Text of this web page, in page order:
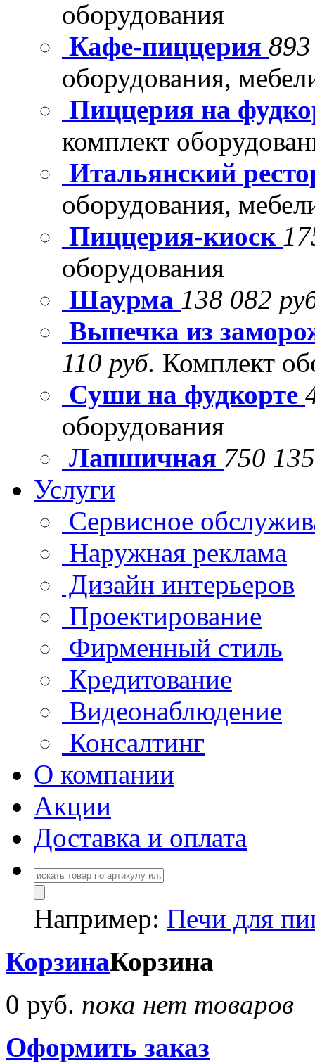
оборудования
Кафе-пиццерия
оборудования,
Пиццерия на
комплект
Итальянский
оборудования,
Пиццерия-киоск
оборудования
Шаурма 138 082
Выпечка из
110 руб. Комплект
Суши на фудкорте
оборудования
Лапшичная 750
Услуги
Сервисное
Наружная реклама
Дизайн интерьеров
Проектирование
Фирменный стиль
Кредитование
Видеонаблюдение
Консалтинг
О компании
Акции
Доставка и оплата
Например: Печи для
КорзинаКорзина
0 руб. пока нет товаров
Оформить заказ